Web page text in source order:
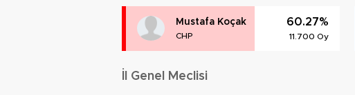
Mustafa Koçak
CHP
60.27%
11.700 Oy
İl Genel Meclisi